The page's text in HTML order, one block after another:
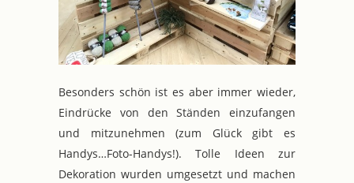
Besonders schön ist es aber immer wieder,
Eindrücke von den Ständen einzufangen
und mitzunehmen (zum Glück gibt es
Handys…Foto-Handys!). Tolle Ideen zur
Dekoration wurden umgesetzt und machen